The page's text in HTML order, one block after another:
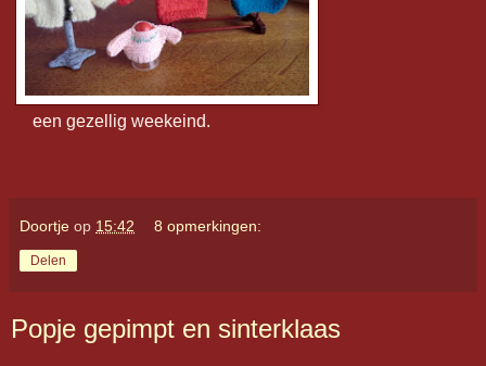
een gezellig weekeind.
Doortje op 15:42 8 opmerkingen:
Delen
Popje gepimpt en sinterklaas